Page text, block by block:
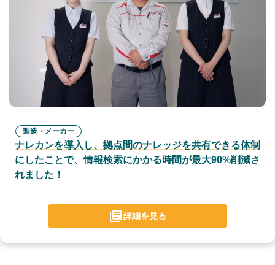
製造・メーカー
ナレカンを導入し、拠点間のナレッジを共有できる体制
にしたことで、情報検索にかかる時間が最大90%削減さ
れました！
詳細を見る